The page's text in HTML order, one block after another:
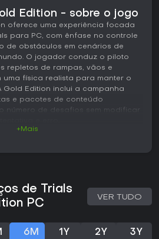
Edition - sobre o jogo
oferece uma experiência focada
para PC, com ênfase no controle
de obstáculos em cenários de
O jogador conduz o piloto
repletos de rampas, vãos e
uma física realista para manter o
Gold Edition inclui a campanha
e pacotes de conteúdo
número de desafios sem modificar
velocidade e ângulo. Cada
cuidadoso do acelerador para
cair, com as falhas retornando o
que são liberadas após a
+Mais
de Trials
PC
VER TUDO
6M 1Y 2Y 3Y